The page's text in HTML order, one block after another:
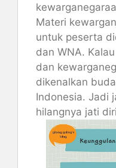
Materi
untuk peserta
dan WNA.
dan
dikenalkan
Indonesia. Jadi
hilangnya jati